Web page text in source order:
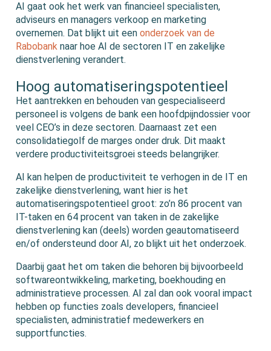
AI gaat ook het werk van financieel specialisten,
adviseurs en managers verkoop en marketing
overnemen. Dat blijkt uit eenonderzoek van de
Rabobank naar hoe AI de sectoren IT en zakelijke
dienstverlening verandert.
Hoog automatiseringspotentieel
Het aantrekken en behouden van gespecialiseerd
personeel is volgens de bank een hoofdpijndossier voor
veel CEO’s in deze sectoren. Daarnaast zet een
consolidatiegolf de marges onder druk. Dit maakt
verdere productiviteitsgroei steeds belangrijker.
AI kan helpen de productiviteit te verhogen in de IT en
zakelijke dienstverlening, want hier is het
automatiseringspotentieel groot: zo’n 86 procent van
IT-taken en 64 procent van taken in de zakelijke
dienstverlening kan (deels) worden geautomatiseerd
en/of ondersteund door AI, zo blijkt uit het onderzoek.
Daarbij gaat het om taken die behoren bij bijvoorbeeld
softwareontwikkeling, marketing, boekhouding en
administratieve processen. AI zal dan ook vooral impact
hebben op functies zoals developers, financieel
specialisten, administratief medewerkers en
supportfuncties.